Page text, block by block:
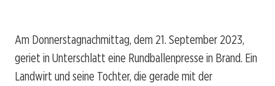
Am Donnerstagnachmittag, dem 21. September 2023,
geriet in Unterschlatt eine Rundballenpresse in Brand. Ein
Landwirt und seine Tochter, die gerade mit der